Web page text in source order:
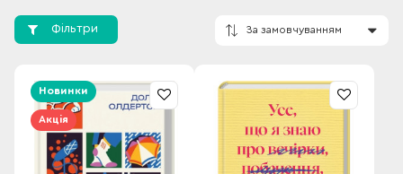
Фільтри
За
Новинки
Акція